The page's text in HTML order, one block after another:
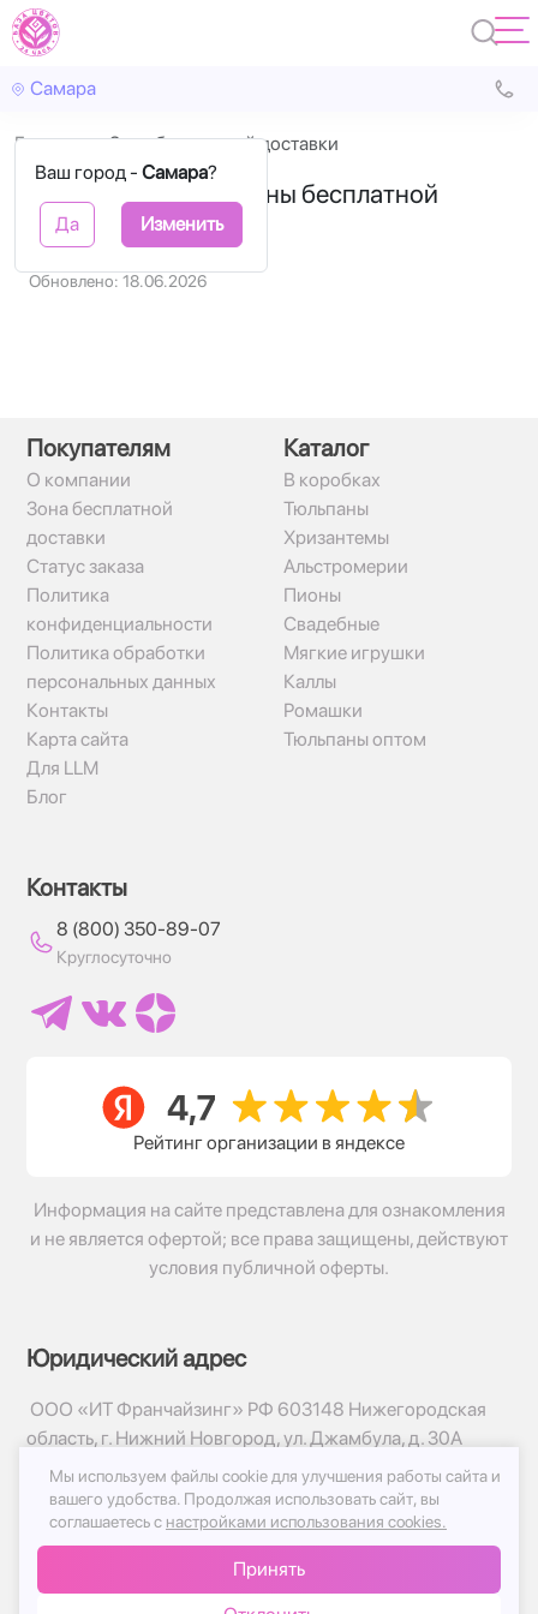
Самара
Ваш город - Самара?
Да Изменить
Главная Зона бесплатной доставки
Зеленым указаны зоны бесплатной
доставки по Самаре
Обновлено: 18.06.2026
Покупателям
О компании
Зона бесплатной
доставки
Статус заказа
Политика
конфиденциальности
Политика обработки
персональных данных
Контакты
Карта сайта
Для LLM
Блог
Каталог
В коробках
Тюльпаны
Хризантемы
Альстромерии
Пионы
Свадебные
Мягкие игрушки
Каллы
Ромашки
Тюльпаны оптом
Контакты
8 (800) 350-89-07
Круглосуточно
Рейтинг организации в яндексе
Информация на сайте представлена для ознакомления
и не является офертой; все права защищены, действуют
условия публичной оферты.
Юридический адрес
ООО «ИТ Франчайзинг» РФ 603148 Нижегородская
область, г. Нижний Новгород, ул. Джамбула, д. 30А
© 2017-2026г, База Цветов 24.ру
Политика конфиденциальности
Публичная оферта
Мы используем файлы cookie для улучшения работы сайта и
вашего удобства. Продолжая использовать сайт, вы
соглашаетесь с настройками использования cookies.
Принять